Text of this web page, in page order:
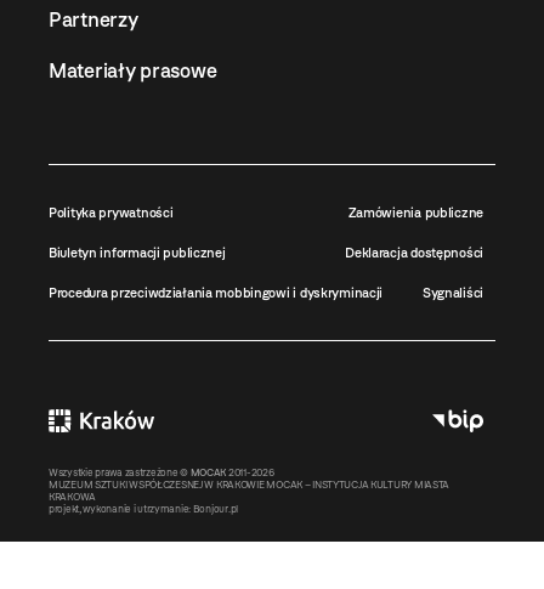
Partnerzy
Materiały prasowe
Polityka prywatności Zamówienia publiczne
Biuletyn informacji publicznej Deklaracja dostępności
Procedura przeciwdziałania mobbingowi i dyskryminacji Sygnaliści
Wszystkie prawa zastrzeżone © MOCAK 2011-2026
MUZEUM SZTUKI WSPÓŁCZESNEJ W KRAKOWIE MOCAK – INSTYTUCJA KULTURY MIASTA
KRAKOWA
projekt, wykonanie i utrzymanie: Bonjour.pl